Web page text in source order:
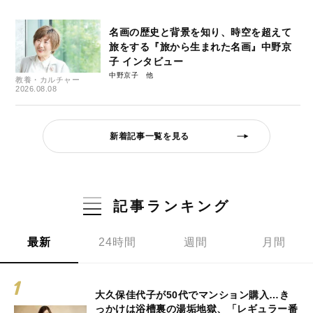
教養・カルチャー
2026.08.08
名画の歴史と背景を知り、時空を超えて
旅をする『旅から生まれた名画』中野京
子 インタビュー
中野京子
新着記事一覧を見る
記事ランキング
最新 24時間 週間 月間
大久保佳代子が50代でマンション購入…き
っかけは浴槽裏の湯垢地獄、「レギュラー番